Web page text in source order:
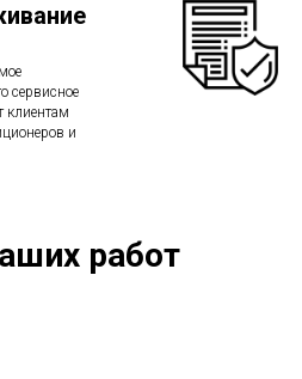
сервисное
клиентам
и
работ